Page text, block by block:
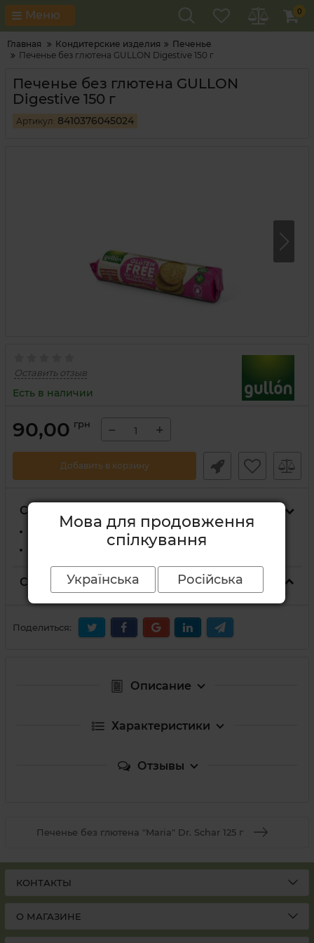
Меню 0
Главная Кондитерские изделия
Печенье
Печенье без глютена GULLON Digestive 150 г
Печенье без глютена GULLON
Digestive 150 г
Артикул: 8410376045024
Оставить отзыв
Есть в наличии
90,00 грн − +
Добавить в корзину
Способы доставки
На отделение Новой Почты
Курьером Новой Почты по адресу
Способы оплаты
Поделиться:
Описание
Характеристики
Отзывы
Печенье без глютена "Maria" Dr. Schar 125 г
КОНТАКТЫ
О МАГАЗИНЕ
Мова для продовження
спілкування
Українська Російська